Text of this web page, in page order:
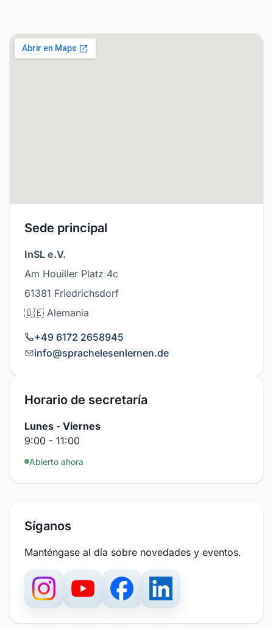
Sede principal
InSL e.V.
Am Houiller Platz 4c
61381 Friedrichsdorf
🇩🇪 Alemania
+49 6172 2658945
info@sprachelesenlernen.de
Horario de secretaría
Lunes - Viernes
9:00 - 11:00
Abierto ahora
Síganos
Manténgase al día sobre novedades y eventos.